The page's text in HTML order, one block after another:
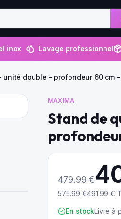
inox Lavage professionnel
unité double - profondeur 60 cm
MAXIMA
Stand de
479.99€
575.99€491.99 €
En stockLivré à